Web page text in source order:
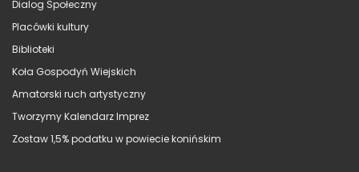
Dialog Społeczny
Placówki kultury
Biblioteki
Koła Gospodyń Wiejskich
Amatorski ruch artystyczny
Tworzymy Kalendarz Imprez
Zostaw 1,5% podatku w powiecie konińskim